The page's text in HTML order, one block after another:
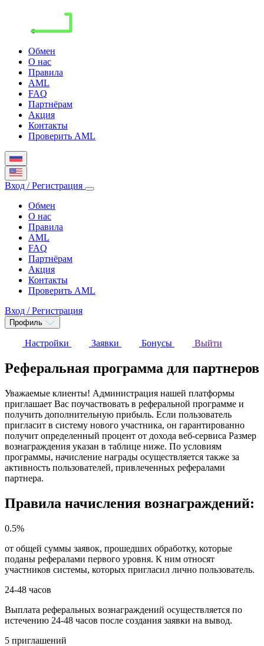
Обмен
О нас
Правила
AML
FAQ
Партнёрам
Акция
Контакты
Проверить AML
Вход / Регистрация
Обмен
О нас
Правила
AML
FAQ
Партнёрам
Акция
Контакты
Проверить AML
Вход / Регистрация
Профиль
Настройки Заявки Бонусы Выйти
Реферальная программа для партнеров
Уважаемые клиенты! Администрация нашей платформы
приглашает Вас поучаствовать в реферальной программе и
получить дополнительную прибыль. Если пользователь
пригласит в систему нового участника, он гарантированно
получит определенный процент от дохода веб-сервиса Размер
вознаграждения указан в таблице ниже. По условиям
программы, начисление награды осуществляется также за
активность пользователей, привлеченных рефералами
партнера.
Правила начисления вознаграждений:
0.5%
от общей суммы заявок, прошедших обработку, которые
поданы рефералами первого уровня. К ним относят
участников системы, которых пригласил лично пользователь.
24-48 часов
Выплата реферальных вознаграждений осуществляется по
истечению 24-48 часов после создания заявки на вывод.
5 приглашений